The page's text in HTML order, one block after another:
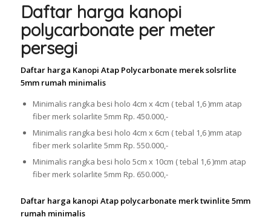
Daftar harga kanopi
polycarbonate per meter
persegi
Daftar harga Kanopi Atap Polycarbonate merek solsrlite
5mm rumah minimalis
Minimalis rangka besi holo 4cm x 4cm ( tebal 1,6 )mm atap
fiber merk solarlite 5mm Rp. 450.000,-
Minimalis rangka besi holo 4cm x 6cm ( tebal 1,6 )mm atap
fiber merk solarlite 5mm Rp. 550.000,-
Minimalis rangka besi holo 5cm x 10cm ( tebal 1,6 )mm atap
fiber merk solarlite 5mm Rp. 650.000,-
Daftar harga kanopi Atap polycarbonate merk twinlite 5mm
rumah minimalis